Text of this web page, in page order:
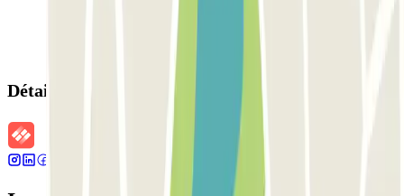
Détails de la réservation